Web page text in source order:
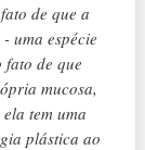
de que a
uma espécie
de que
mucosa,
tem uma
plástica ao